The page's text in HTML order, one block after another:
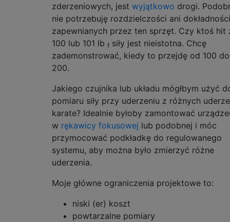
zderzeniowych, jest wyjątkowo drogi.
nie potrzebuję rozdzielczości ani dokładności
zapewnianych przez ten sprzęt. Czy ktoś hit
100 lub 101 lb f siły jest nieistotna. Chcę
zademonstrować, kiedy to przejdę od 100 do
200.
Jakiego czujnika lub układu mógłbym użyć
pomiaru siły przy uderzeniu z różnych
karate? Idealnie byłoby zamontować
w rękawicy fokusowej lub podobnej i móc
przymocować podkładkę do regulowanego
systemu, aby można było zmierzyć różne
uderzenia.
Moje główne ograniczenia projektowe to:
niski (er) koszt
powtarzalne pomiary